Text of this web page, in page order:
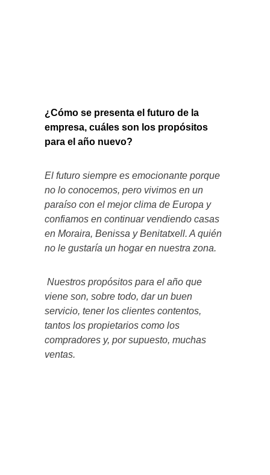
¿Cómo se presenta el futuro de la
empresa, cuáles son los propósitos
para el año nuevo?
El futuro siempre es emocionante porque
no lo conocemos, pero vivimos en un
paraíso con el mejor clima de Europa y
confiamos en continuar vendiendo casas
en Moraira, Benissa y Benitatxell. A quién
no le gustaría un hogar en nuestra zona.
Nuestros propósitos para el año que
viene son, sobre todo, dar un buen
servicio, tener los clientes contentos,
tantos los propietarios como los
compradores y, por supuesto, muchas
ventas.